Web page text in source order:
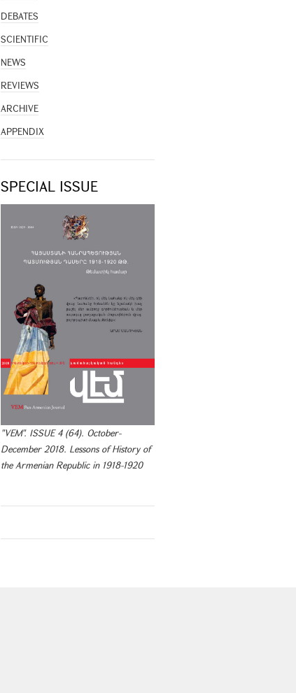
DEBATES
SCIENTIFIC
NEWS
REVIEWS
ARCHIVE
APPENDIX
SPECIAL ISSUE
"VEM". ISSUE 4 (64). October-
December 2018. Lessons of History of
the Armenian Republic in 1918-1920